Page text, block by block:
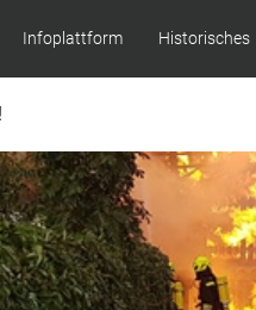
Infoplattform Historisches